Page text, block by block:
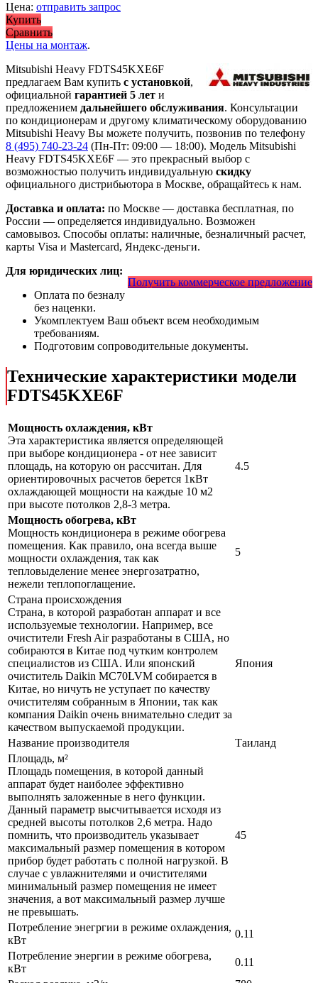
Цена: отправить запрос
Купить
Сравнить
Цены на монтаж.
Mitsubishi Heavy FDTS45KXE6F
предлагаем Вам купить с установкой,
официальной гарантией 5 лет и
предложением дальнейшего обслуживания. Консультации
по кондиционерам и другому климатическому оборудованию
Mitsubishi Heavy Вы можете получить, позвонив по телефону
8 (495) 740-23-24 (Пн-Пт: 09:00 — 18:00). Модель Mitsubishi
Heavy FDTS45KXE6F — это прекрасный выбор с
возможностью получить индивидуальную скидку
официального дистрибьютора в Москве, обращайтесь к нам.
Доставка и оплата: по Москве — доставка бесплатная, по
России — определяется индивидуально. Возможен
самовывоз. Способы оплаты: наличные, безналичный расчет,
карты Visa и Mastercard, Яндекс-деньги.
Получить коммерческое предложение
Для юридических лиц:
Оплата по безналу
без наценки.
Укомплектуем Ваш объект всем необходимым
требованиям.
Подготовим сопроводительные документы.
Технические характеристики модели
FDTS45KXE6F
Мощность охлаждения, кВт
Эта характеристика является определяющей
при выборе кондиционера - от нее зависит
площадь, на которую он рассчитан. Для
ориентировочных расчетов берется 1кВт
охлаждающей мощности на каждые 10 м2
при высоте потолков 2,8-3 метра.
4.5
Мощность обогрева, кВт
Мощность кондиционера в режиме обогрева
помещения. Как правило, она всегда выше
мощности охлаждения, так как
тепловыделение менее энергозатратно,
нежели теплопоглащение.
5
Страна происхождения
Страна, в которой разработан аппарат и все
используемые технологии. Например, все
очистители Fresh Air разработаны в США, но
собираются в Китае под чутким контролем
специалистов из США. Или японский
очиститель Daikin MC70LVM собирается в
Китае, но ничуть не уступает по качеству
очистителям собранным в Японии, так как
компания Daikin очень внимательно следит за
качеством выпускаемой продукции.
Япония
Название производителя
Таиланд
Площадь, м²
Площадь помещения, в которой данный
аппарат будет наиболее эффективно
выполнять заложенные в него функции.
Данный параметр высчитывается исходя из
средней высоты потолков 2,6 метра. Надо
помнить, что производитель указывает
максимальный размер помещения в котором
прибор будет работать с полной нагрузкой. В
случае с увлажнителями и очистителями
минимальный размер помещения не имеет
значения, а вот максимальный размер лучше
не превышать.
45
Потребление энегргии в режиме охлаждения,
кВт
0.11
Потребление энергии в режиме обогрева,
кВт
0.11